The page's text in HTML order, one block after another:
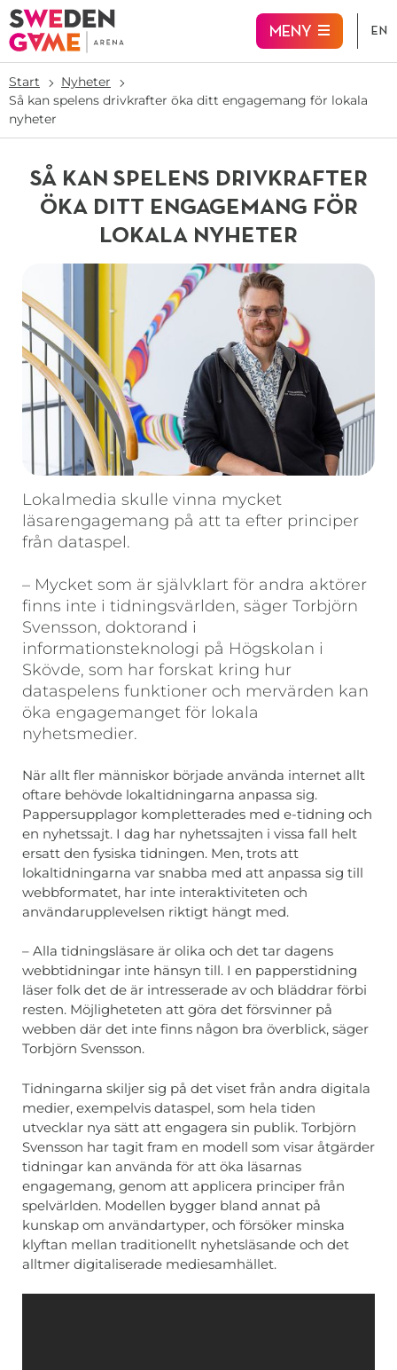
Hoppa till huvudinnehåll
MENY EN
Start
Nyheter
Så kan spelens drivkrafter öka ditt engagemang för lokala
nyheter
SÅ KAN SPELENS DRIVKRAFTER
ÖKA DITT ENGAGEMANG FÖR
LOKALA NYHETER
Lokalmedia skulle vinna mycket
läsarengagemang på att ta efter principer
från dataspel.
– Mycket som är självklart för andra aktörer
finns inte i tidningsvärlden, säger Torbjörn
Svensson, doktorand i
informationsteknologi på Högskolan i
Skövde, som har forskat kring hur
dataspelens funktioner och mervärden kan
öka engagemanget för lokala
nyhetsmedier.
När allt fler människor började använda internet allt
oftare behövde lokaltidningarna anpassa sig.
Pappersupplagor kompletterades med e-tidning och
en nyhetssajt. I dag har nyhetssajten i vissa fall helt
ersatt den fysiska tidningen. Men, trots att
lokaltidningarna var snabba med att anpassa sig till
webbformatet, har inte interaktiviteten och
användarupplevelsen riktigt hängt med.
– Alla tidningsläsare är olika och det tar dagens
webbtidningar inte hänsyn till. I en papperstidning
läser folk det de är intresserade av och bläddrar förbi
resten. Möjligheteten att göra det försvinner på
webben där det inte finns någon bra överblick, säger
Torbjörn Svensson.
Tidningarna skiljer sig på det viset från andra digitala
medier, exempelvis dataspel, som hela tiden
utvecklar nya sätt att engagera sin publik. Torbjörn
Svensson har tagit fram en modell som visar åtgärder
tidningar kan använda för att öka läsarnas
engagemang, genom att applicera principer från
spelvärlden. Modellen bygger bland annat på
kunskap om användartyper, och försöker minska
klyftan mellan traditionellt nyhetsläsande och det
alltmer digitaliserade mediesamhället.